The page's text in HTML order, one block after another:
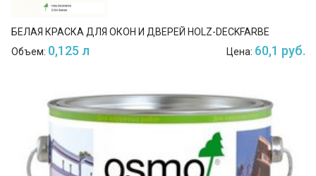
БЕЛАЯ КРАСКА ДЛЯ ОКОН И ДВЕРЕЙ HOLZ-DECKFARBE
Объем: 0,125 л Цена: 60,1 руб.